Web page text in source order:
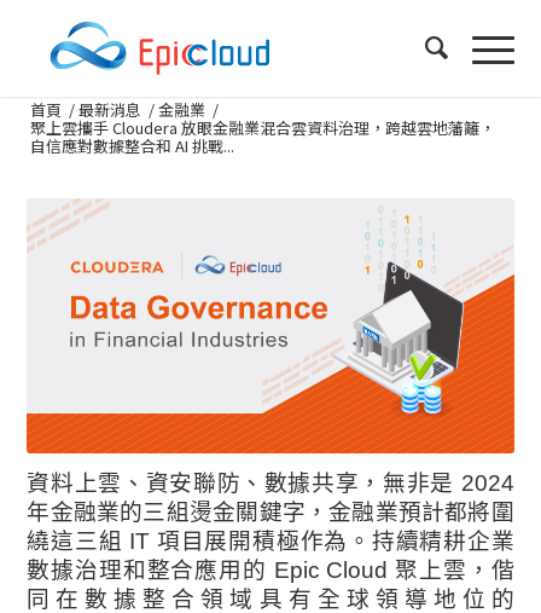
首頁 /最新消息 /金融業 /
聚上雲攜手 Cloudera 放眼金融業混合雲資料治理，跨越雲地藩籬，
自信應對數據整合和 AI 挑戰...
資料上雲、資安聯防、數據共享，無非是 2024
年金融業的三組燙金關鍵字，金融業預計都將圍
繞這三組 IT 項目展開積極作為。持續精耕企業
數據治理和整合應用的 Epic Cloud 聚上雲，偕
同在數據整合領域具有全球領導地位的